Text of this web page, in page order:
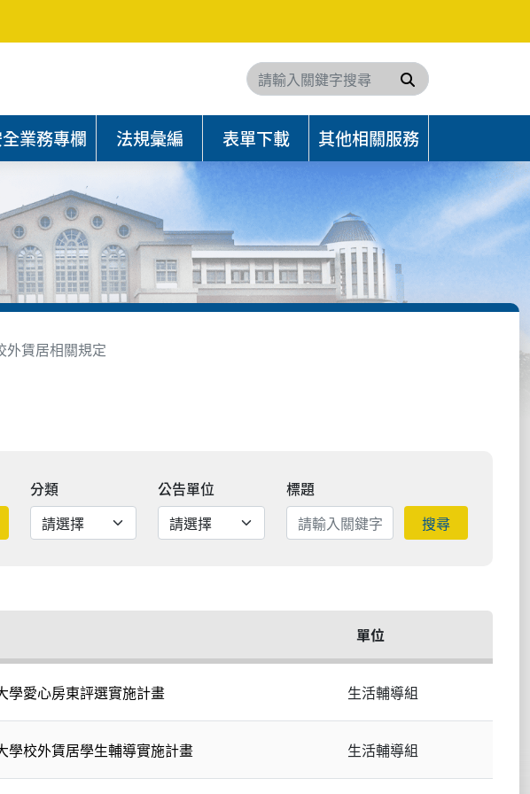
搜尋
業務專欄 法規彙編 表單下載 其他相關服務
外賃居相關規定
期範圍結束
分類 公告單位
標題
搜尋
單位
學愛心房東評選實施計畫 生活輔導組
學校外賃居學生輔導實施計畫 生活輔導組